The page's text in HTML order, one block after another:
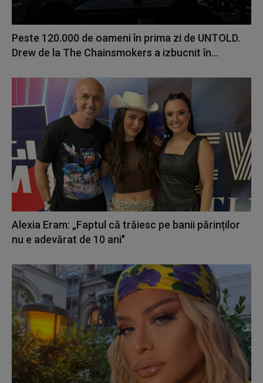
Peste 120.000 de oameni în prima zi de UNTOLD.
Drew de la The Chainsmokers a izbucnit în...
Alexia Eram: „Faptul că trăiesc pe banii părinților
nu e adevărat de 10 ani"